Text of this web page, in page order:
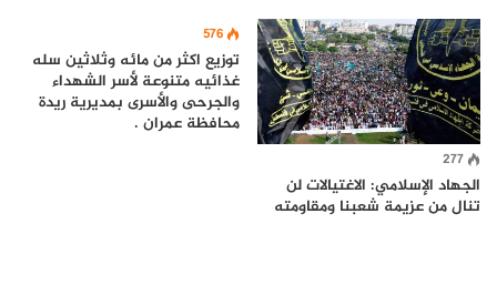
277
الجهاد الإسلامي: الاغتيالات لن
تنال من عزيمة شعبنا ومقاومته
576
توزيع اكثر من مائه وثلاثين سله
غذائيه متنوعة لأسر الشهداء
والجرحى والأسرى بمديرية ريدة
محافظة عمران .